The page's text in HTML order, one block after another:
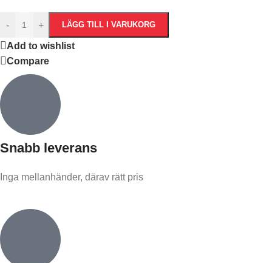
- + LÄGG TILL I VARUKORG
Add to wishlist
Compare
Snabb leverans​
Inga mellanhänder, därav rätt pris